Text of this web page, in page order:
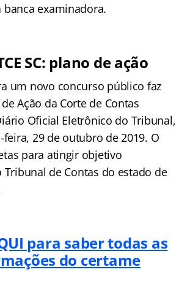
banca examinadora.
SC: plano de ação
um novo concurso público faz
Ação da Corte de Contas
Oficial Eletrônico do Tribunal,
29 de outubro de 2019. O
para atingir objetivo
Tribunal de Contas do estado de
para saber todas as
do certame